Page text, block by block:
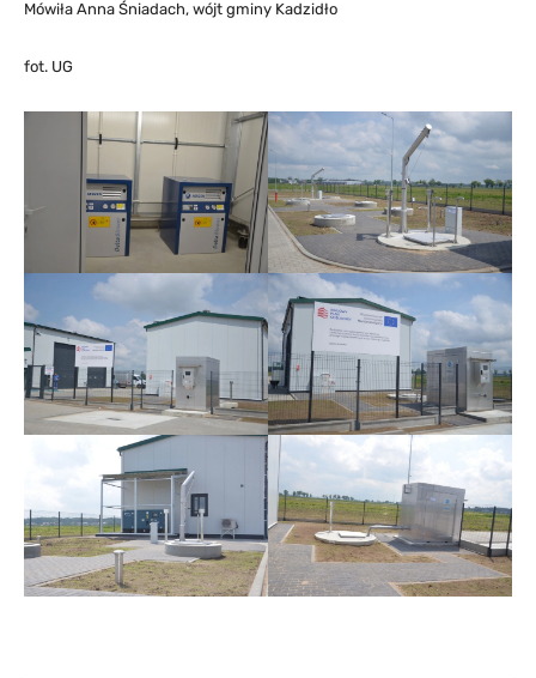
Mówiła Anna Śniadach, wójt gminy Kadzidło
fot. UG